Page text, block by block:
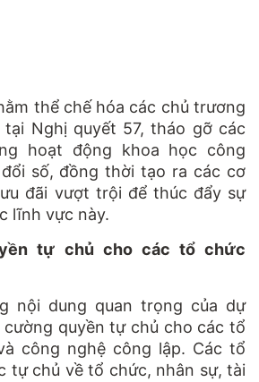
thể chế hóa các chủ trương
Nghị quyết 57, tháo gỡ các
hoạt động khoa học công
số, đồng thời tạo ra các cơ
đãi vượt trội để thúc đẩy sự
lĩnh vực này.
tự chủ cho các tổ chức
nội dung quan trọng của dự
quyền tự chủ cho các tổ
công nghệ công lập. Các tổ
tự chủ về tổ chức, nhân sự, tài